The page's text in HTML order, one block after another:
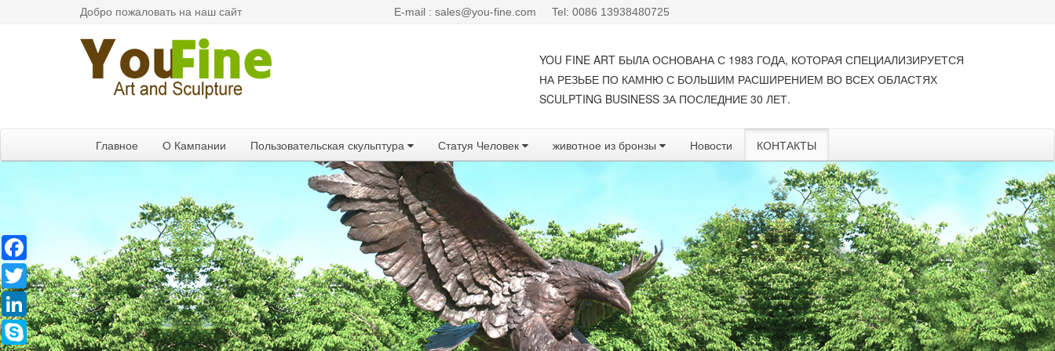
Добро пожаловать на наш сайт E-mail : sales@you-fine.com Tel: 0086 13938480725
YOU FINE ART БЫЛА ОСНОВАНА С 1983 ГОДА, КОТОРАЯ СПЕЦИАЛИЗИРУЕТСЯ
НА РЕЗЬБЕ ПО КАМНЮ С БОЛЬШИМ РАСШИРЕНИЕМ ВО ВСЕХ ОБЛАСТЯХ
SCULPTING BUSINESS ЗА ПОСЛЕДНИЕ 30 ЛЕТ.
Главное О Кампании Пользовательская скульптура Статуя Человек животное из бронзы Новости КОНТАКТЫ
Twitter
LinkedIn
Skype